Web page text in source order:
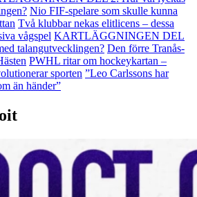
Nio FIF-spelare som skulle kunna
Två klubbar nekas elitlicens – dessa
vågspel KARTLÄGGNINGEN DEL
talangutvecklingen? Den förre Tranås-
PWHL ritar om hockeykartan –
sporten ”Leo Carlssons har
än händer”